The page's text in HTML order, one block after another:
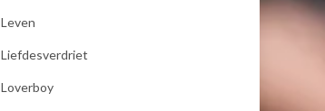
_E-consult _E-
Leven
Liefdesverdriet
Loverboy